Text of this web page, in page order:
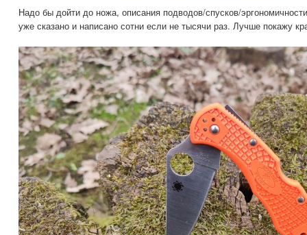
Надо бы дойти до ножа, описания подводов/спусков/
уже сказано и написано сотни если не тысячи раз. Лучше покажу